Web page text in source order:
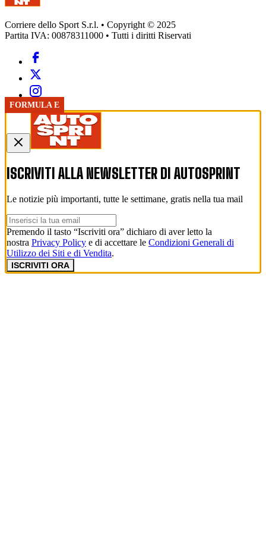
FORMULA E
Corriere dello Sport S.r.l. • Copyright © 2025
Partita IVA: 00878311000 • Tutti i diritti Riservati
ISCRIVITI ALLA NEWSLETTER DI AUTOSPRINT
Le notizie più importanti, tutte le settimane, gratis nella tua mail
Premendo il tasto “Iscriviti ora” dichiaro di aver letto la
nostra Privacy Policy e di accettare le Condizioni Generali di
Utilizzo dei Siti e di Vendita.
ISCRIVITI ORA